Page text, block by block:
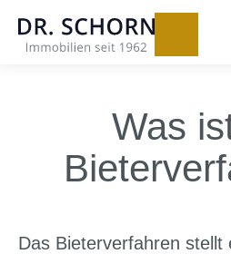
Was
Das Bieterverfahren stellt